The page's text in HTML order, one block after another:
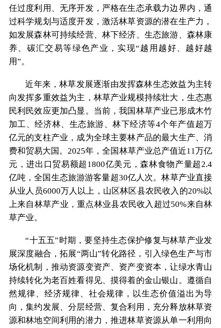
任过度利用、无序开发，严格在生态承载力边界内，通
过科学规划与适度开发，激活林草资源的潜在生产力，
如发展森林可持续经营、林下经济、生态旅游、森林康
养、碳汇交易等绿色产业，实现“越用越好、越好越
用”。
近年来，林草发展逐渐由发挥森林生态效益为主转
向发挥多重效益为主，林草产业规模持续壮大，生态惠
民利民效应更加凸显。当前，我国林草产业已形成木竹
加工、经济林、生态旅游、林下经济等4个年产值超万
亿元的支柱产业，成为全球主要林产品的最大生产、消
费和贸易大国。2025年，全国林草产业总产值近11万亿
元，进出口贸易额超1800亿美元，森林食物产量超2.4
亿吨，全国生态旅游游客量超30亿人次。林草产业直接
从业人员6000万人以上，山区林区县农民收入的20%以
上来自林草产业，重点林业县农民收入超过50%来自林
草产业。
“十五五”时期，要坚持生态保护修复与林草产业发
展深度融合，拓展“两山”转化路径，引入绿色生产与市
场化机制，推动资源变资产、资产变资本，让绿水青山
持续转化为老百姓看得见、摸得着的金山银山。遵循自
然规律、经济规律、社会规律，以生态价值溢出为导
向，集约发展、分层经营、复合利用，充分释放林草资
源和林地空间利用的潜力，推进林草资源从单一利用向